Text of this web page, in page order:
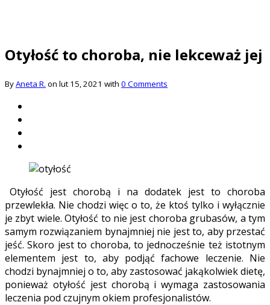
Otyłość to choroba, nie lekceważ jej
ByAneta R. on lut 15, 2021 with 0 Comments
Otyłość jest chorobą i na dodatek jest to choroba
przewlekła. Nie chodzi więc o to, że ktoś tylko i wyłącznie
je zbyt wiele. Otyłość to nie jest choroba grubasów, a tym
samym rozwiązaniem bynajmniej nie jest to, aby przestać
jeść. Skoro jest to choroba, to jednocześnie też istotnym
elementem jest to, aby podjąć fachowe leczenie. Nie
chodzi bynajmniej o to, aby zastosować jakąkolwiek dietę,
ponieważ otyłość jest chorobą i wymaga zastosowania
leczenia pod czujnym okiem profesjonalistów.